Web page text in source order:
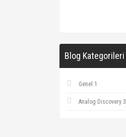
Blog Kategorileri
Genel 1
Analog Discovery 3